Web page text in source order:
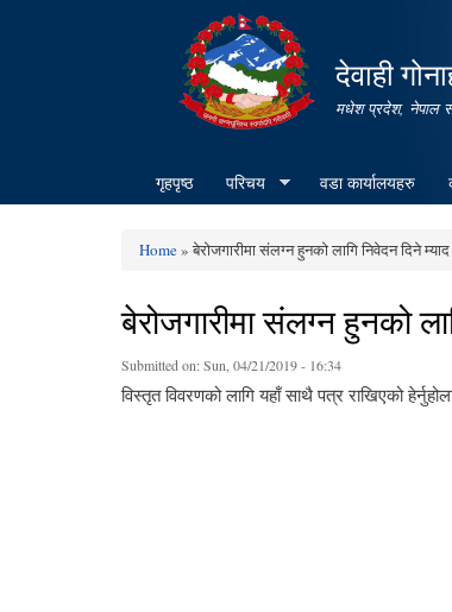
देवाही
मधेश प्रदेश, नेपाल
गृहपृष्ठ परिचय वडा कार्यालयहरु
Home» बेरोजगारीमा संलग्न हुनको लागि निवेदन दिने
बेरोजगारीमा संलग्न हुनको
Submitted on:Sun, 04/21/2019 - 16:34
विस्तृत विवरणको लागि यहाँ साथै पत्र राखिएको